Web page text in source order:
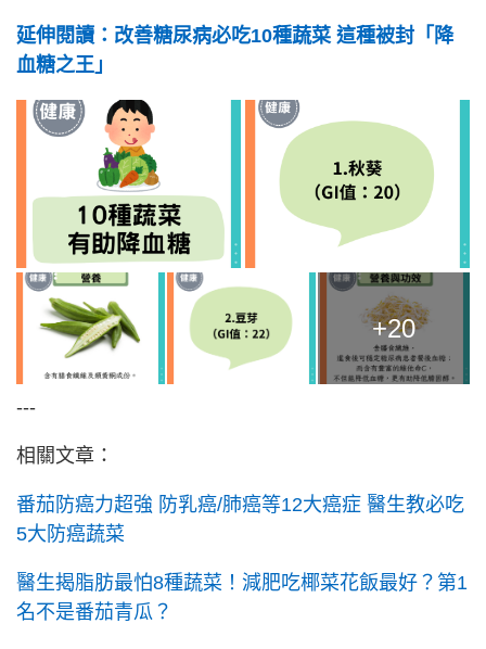
延伸閱讀：改善糖尿病必吃10種蔬菜 這種被封「降
血糖之王」
+20
---
相關文章：
番茄防癌力超強 防乳癌/肺癌等12大癌症 醫生教必吃
5大防癌蔬菜
醫生揭脂肪最怕8種蔬菜！減肥吃椰菜花飯最好？第1
名不是番茄青瓜？